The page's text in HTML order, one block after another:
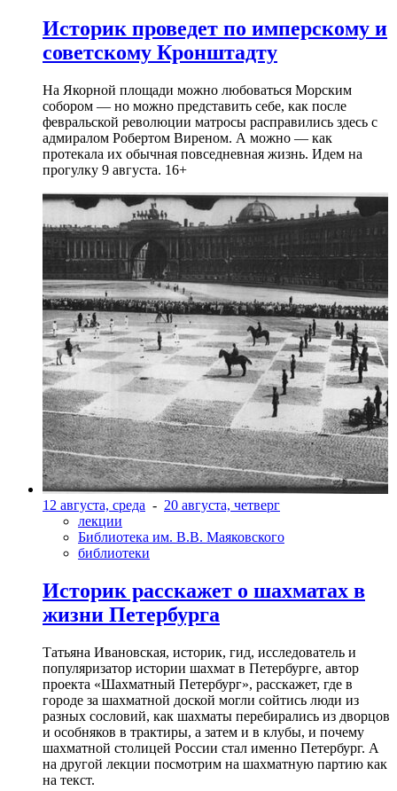
Историк проведет по имперскому и
советскому Кронштадту
На Якорной площади можно любоваться Морским
собором — но можно представить себе, как после
февральской революции матросы расправились здесь с
адмиралом Робертом Виреном. А можно — как
протекала их обычная повседневная жизнь. Идем на
прогулку 9 августа. 16+
12 августа, среда - 20 августа, четверг
лекции
Библиотека им. В.В. Маяковского
библиотеки
Историк расскажет о шахматах в
жизни Петербурга
Татьяна Ивановская, историк, гид, исследователь и
популяризатор истории шахмат в Петербурге, автор
проекта «Шахматный Петербург», расскажет, где в
городе за шахматной доской могли сойтись люди из
разных сословий, как шахматы перебирались из дворцов
и особняков в трактиры, а затем и в клубы, и почему
шахматной столицей России стал именно Петербург. А
на другой лекции посмотрим на шахматную партию как
на текст.